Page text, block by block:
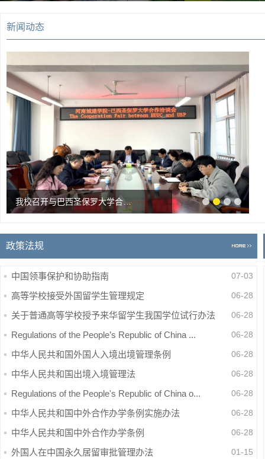
新闻动态
我校召开与巴西圣保罗大学合作洽谈会
政策法规
07-03
中国领事保护和协助指南
06-28
高等学校接受外国留学生管理规定
06-28
关于普通高等学校授予来华留学生我国学位试行办法
06-28
Regulations of the People’s Republic of China ...
06-28
中华人民共和国外国人入境出境管理条例
06-28
中华人民共和国出境入境管理法
06-28
Regulations of the People's Republic of China o...
06-28
中华人民共和国中外合作办学条例实施办法
06-28
中华人民共和国中外合作办学条例
01-15
外国人在中国永久居留审批管理办法